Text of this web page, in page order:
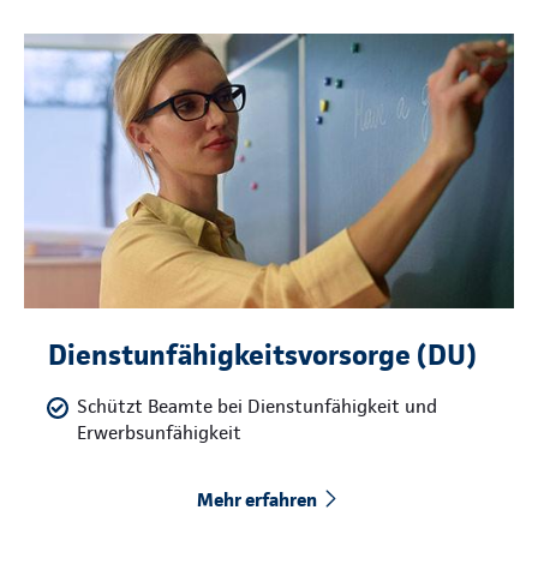
Dienstunfähigkeitsvorsorge (DU)
Schützt Beamte bei Dienstunfähigkeit und
Erwerbsunfähigkeit
Mehr erfahren